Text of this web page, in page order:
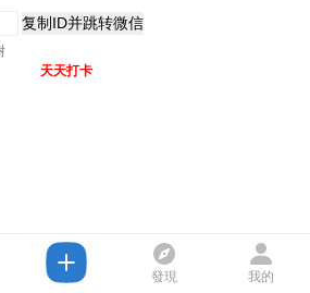
复制ID并跳转微信
天天打卡
發現 我的